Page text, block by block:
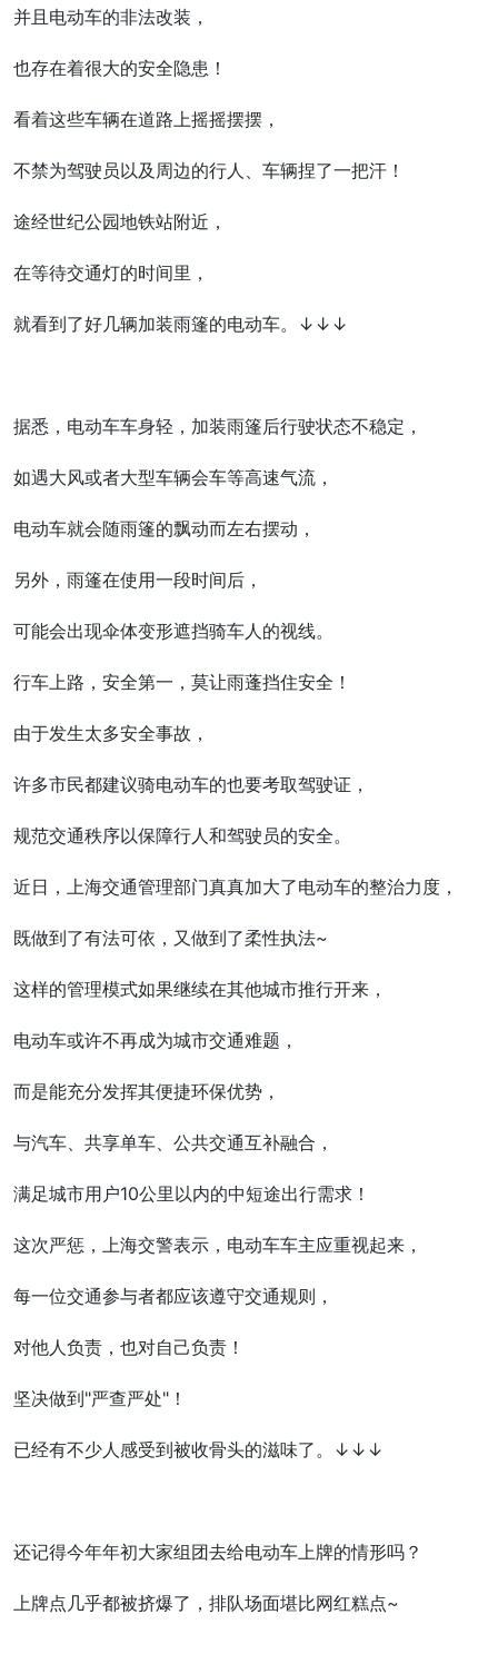
并且电动车的非法改装，
也存在着很大的安全隐患！
看着这些车辆在道路上摇摇摆摆，
不禁为驾驶员以及周边的行人、车辆捏了一把汗！
途经世纪公园地铁站附近，
在等待交通灯的时间里，
就看到了好几辆加装雨篷的电动车。↓↓↓
据悉，电动车车身轻，加装雨篷后行驶状态不稳定，
如遇大风或者大型车辆会车等高速气流，
电动车就会随雨篷的飘动而左右摆动，
另外，雨篷在使用一段时间后，
可能会出现伞体变形遮挡骑车人的视线。
行车上路，安全第一，莫让雨蓬挡住安全！
由于发生太多安全事故，
许多市民都建议骑电动车的也要考取驾驶证，
规范交通秩序以保障行人和驾驶员的安全。
近日，上海交通管理部门真真加大了电动车的整治力度，
既做到了有法可依，又做到了柔性执法~
这样的管理模式如果继续在其他城市推行开来，
电动车或许不再成为城市交通难题，
而是能充分发挥其便捷环保优势，
与汽车、共享单车、公共交通互补融合，
满足城市用户10公里以内的中短途出行需求！
这次严惩，上海交警表示，电动车车主应重视起来，
每一位交通参与者都应该遵守交通规则，
对他人负责，也对自己负责！
坚决做到"严查严处"！
已经有不少人感受到被收骨头的滋味了。↓↓↓
还记得今年年初大家组团去给电动车上牌的情形吗？
上牌点几乎都被挤爆了，排队场面堪比网红糕点~